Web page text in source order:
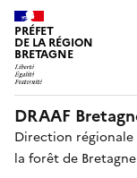
PRÉFET
DE LA RÉGION
BRETAGNE
DRAAF
Direction régionale
la forêt de Bretagne